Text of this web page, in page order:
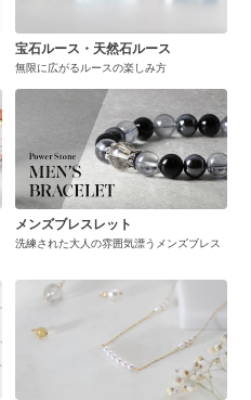
宝石ルース・天然石ルース
無限に広がるルースの楽しみ方
メンズブレスレット
洗練された大人の雰囲気漂うメンズブレス